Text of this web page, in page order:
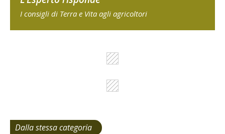
I consigli di Terra e Vita agli agricoltori
Dalla stessa categoria